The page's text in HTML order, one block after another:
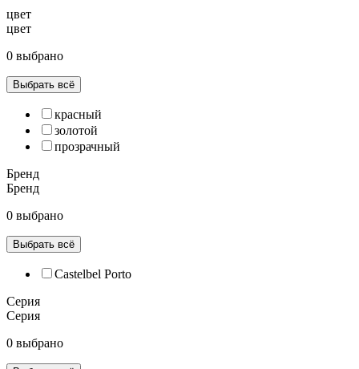
цвет
цвет
0 выбрано
Выбрать всё
красный
золотой
прозрачный
Бренд
Бренд
0 выбрано
Выбрать всё
Castelbel Porto
Серия
Серия
0 выбрано